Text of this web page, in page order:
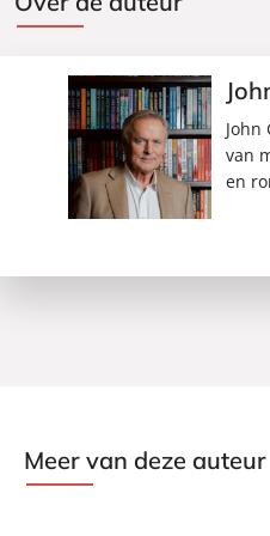
John
van
en
Meer van deze auteur